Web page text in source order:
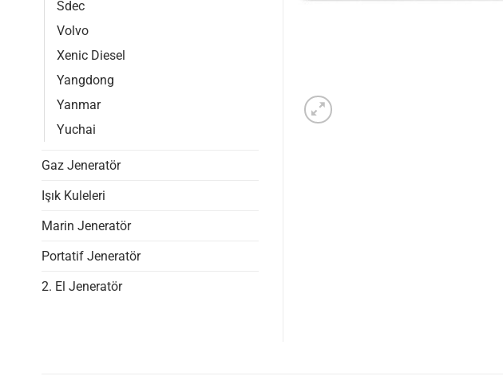
Sdec
Volvo
Xenic Diesel
Yangdong
Yanmar
Yuchai
Gaz Jeneratör
Işık Kuleleri
Marin Jeneratör
Portatif Jeneratör
2. El Jeneratör